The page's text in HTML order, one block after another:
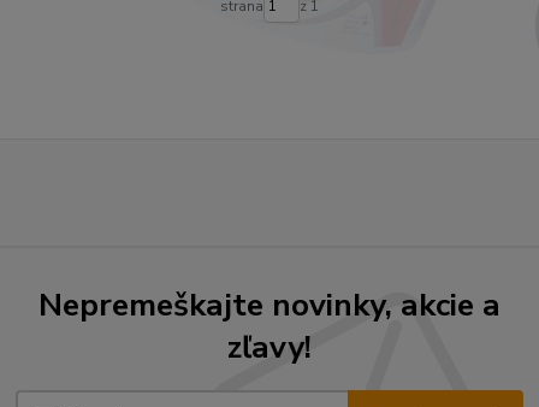
strana z 1
Nepremeškajte novinky, akcie a
zľavy!